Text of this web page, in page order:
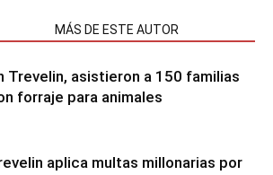
MÁS DE ESTE AUTOR
Trevelin, asistieron a 150 familias
forraje para animales
aplica multas millonarias por